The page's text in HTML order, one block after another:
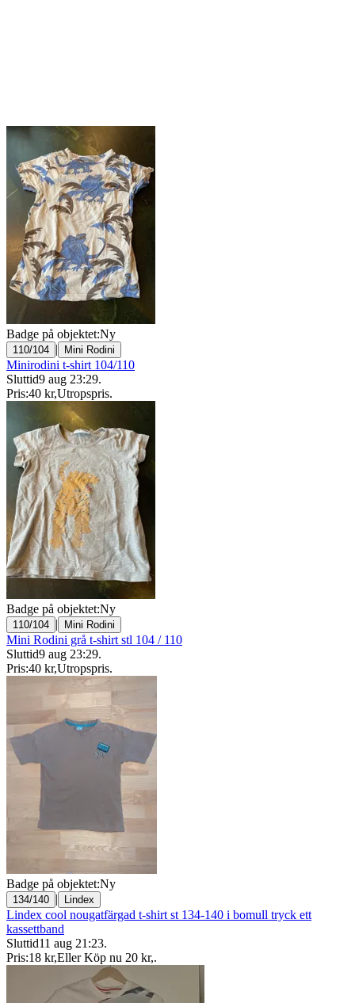
Badge på objektet:Ny
110/104 | Mini Rodini
Minirodini t-shirt 104/110
Sluttid9 aug 23:29.
Pris:40 kr,Utropspris.
Badge på objektet:Ny
110/104 | Mini Rodini
Mini Rodini grå t-shirt stl 104 / 110
Sluttid9 aug 23:29.
Pris:40 kr,Utropspris.
Badge på objektet:Ny
134/140 | Lindex
Lindex cool nougatfärgad t-shirt st 134-140 i bomull tryck ett
kassettband
Sluttid11 aug 21:23.
Pris:18 kr,Eller Köp nu 20 kr,.